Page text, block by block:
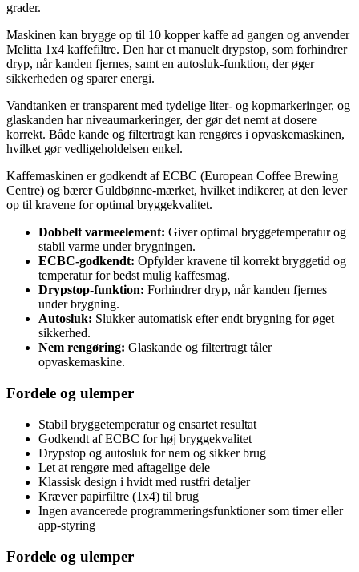
grader.
Maskinen kan brygge op til 10 kopper kaffe ad gangen og anvender
Melitta 1x4 kaffefiltre. Den har et manuelt drypstop, som forhindrer
dryp, når kanden fjernes, samt en autosluk-funktion, der øger
sikkerheden og sparer energi.
Vandtanken er transparent med tydelige liter- og kopmarkeringer, og
glaskanden har niveaumarkeringer, der gør det nemt at dosere
korrekt. Både kande og filtertragt kan rengøres i opvaskemaskinen,
hvilket gør vedligeholdelsen enkel.
Kaffemaskinen er godkendt af ECBC (European Coffee Brewing
Centre) og bærer Guldbønne-mærket, hvilket indikerer, at den lever
op til kravene for optimal bryggekvalitet.
Dobbelt varmeelement: Giver optimal bryggetemperatur og
stabil varme under brygningen.
ECBC-godkendt: Opfylder kravene til korrekt bryggetid og
temperatur for bedst mulig kaffesmag.
Drypstop-funktion: Forhindrer dryp, når kanden fjernes
under brygning.
Autosluk: Slukker automatisk efter endt brygning for øget
sikkerhed.
Nem rengøring: Glaskande og filtertragt tåler
opvaskemaskine.
Fordele og ulemper
Stabil bryggetemperatur og ensartet resultat
Godkendt af ECBC for høj bryggekvalitet
Drypstop og autosluk for nem og sikker brug
Let at rengøre med aftagelige dele
Klassisk design i hvidt med rustfri detaljer
Kræver papirfiltre (1x4) til brug
Ingen avancerede programmeringsfunktioner som timer eller
app-styring
Fordele og ulemper